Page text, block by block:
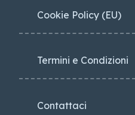
Cookie Policy (EU)
Termini e Condizioni
Contattaci